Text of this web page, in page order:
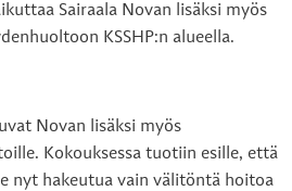
Sairaala Novan lisäksi myös
KSSHP:n alueella.
Novan lisäksi myös
Kokouksessa tuotiin esille, että
nyt hakeutua vain välitöntä hoitoa